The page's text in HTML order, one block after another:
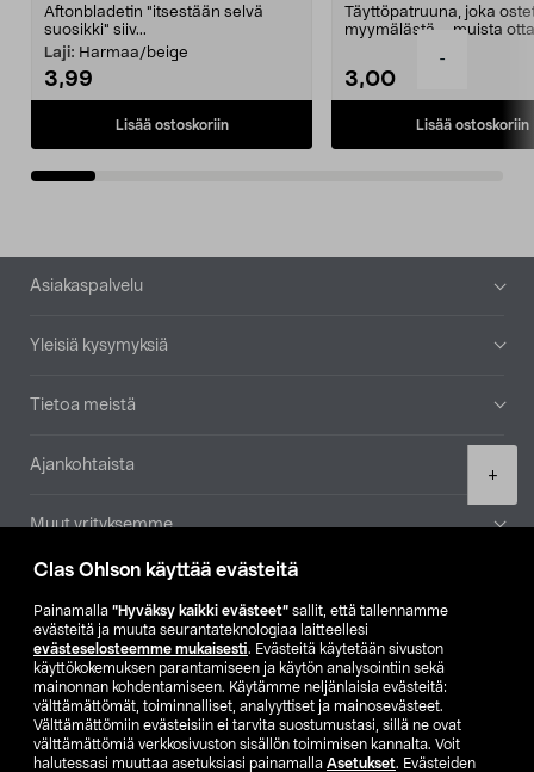
Clas Ohlson käyttää evästeitä
Painamalla ”Hyväksy kaikki evästeet” sallit, että tallennamme
evästeitä ja muuta seurantateknologiaa laitteellesi
evästeselosteemme mukaisesti. Evästeitä käytetään sivuston
käyttökokemuksen parantamiseen ja käytön analysointiin sekä
mainonnan kohdentamiseen. Käytämme neljänlaisia evästeitä:
välttämättömät, toiminnalliset, analyyttiset ja mainosevästeet.
Välttämättömiin evästeisiin ei tarvita suostumustasi, sillä ne ovat
välttämättömiä verkkosivuston sisällön toimimisen kannalta. Voit
halutessasi muuttaa asetuksiasi painamalla Asetukset. Evästeiden
-
+
Aftonbladetin "itsestään selvä
suosikki" siiv...
Laji: Harmaa/beige
3,99
Lisää ostoskoriin
Täyttöpatruuna, joka
myymälästä – muista
3,00
Lisää ostoskoriin
Alatunniste
Asiakaspalvelu
Yleisiä kysymyksiä
Tietoa meistä
Ajankohtaista
Muut yrityksemme
Etsi myymälä
SE NO FI
FI SV